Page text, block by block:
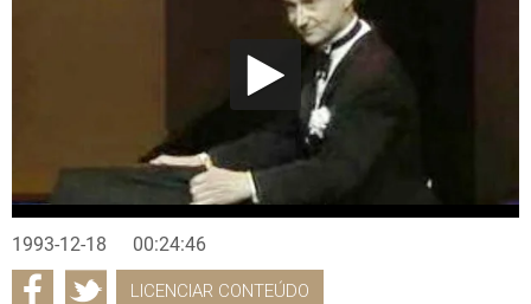
1993-12-18 00:24:46
LICENCIAR CONTEÚDO